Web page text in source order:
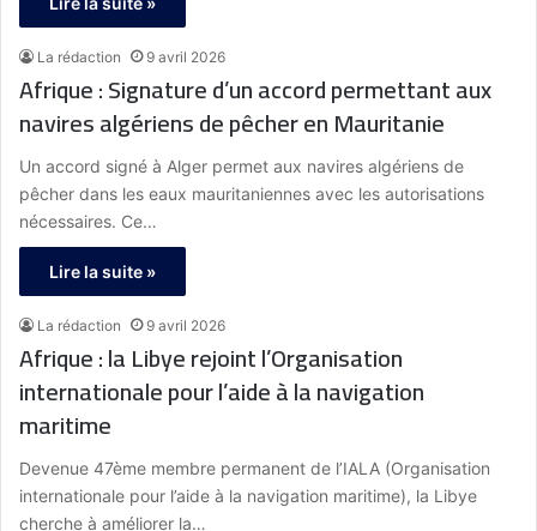
La rédaction 9 avril 2026
Afrique : Signature d’un accord permettant aux
navires algériens de pêcher en Mauritanie
Un accord signé à Alger permet aux navires algériens de
pêcher dans les eaux mauritaniennes avec les autorisations
nécessaires. Ce…
Lire la suite »
La rédaction 9 avril 2026
Afrique : la Libye rejoint l’Organisation
internationale pour l’aide à la navigation
maritime
Devenue 47ème membre permanent de l’IALA (Organisation
internationale pour l’aide à la navigation maritime), la Libye
cherche à améliorer la…